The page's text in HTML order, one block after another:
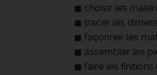
choisir les
tracer les
façonner les
assembler les
faire les finitions